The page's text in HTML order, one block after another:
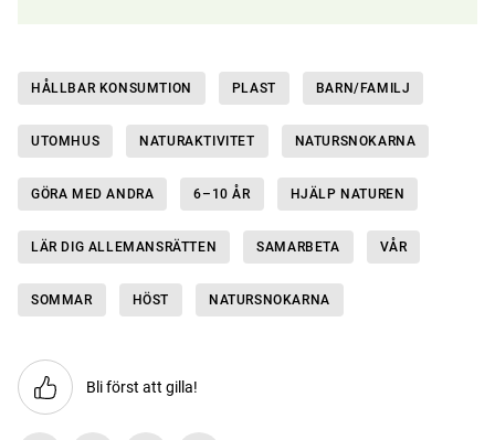
HÅLLBAR KONSUMTION PLAST BARN/FAMILJ
UTOMHUS NATURAKTIVITET NATURSNOKARNA
GÖRA MED ANDRA 6–10 ÅR HJÄLP NATUREN
LÄR DIG ALLEMANSRÄTTEN SAMARBETA VÅR
SOMMAR HÖST NATURSNOKARNA
Bli först att gilla!